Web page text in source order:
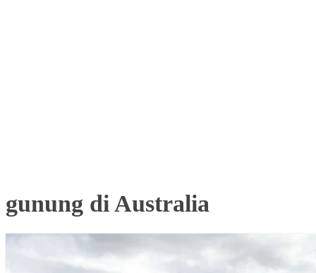
gunung di Australia